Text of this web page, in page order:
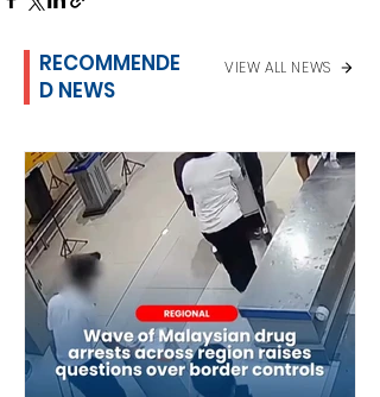
RECOMMENDE
D NEWS
VIEW ALL NEWS